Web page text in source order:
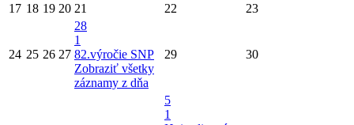
17 18 19 20 21 22 23
24 25 26 27
28
1
82.výročie SNP
Zobraziť všetky
záznamy z dňa
29 30
5
1